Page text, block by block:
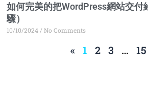
如何完美的把WordPress網站交付
驟）
10/10/2024 No Comments
« 1 2 3 … 15